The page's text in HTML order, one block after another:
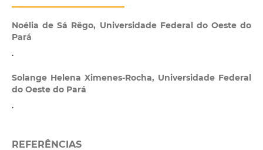
Noélia de Sá Rêgo, Universidade Federal do Oeste do
Pará
.
Solange Helena Ximenes-Rocha, Universidade Federal
do Oeste do Pará
.
REFERÊNCIAS